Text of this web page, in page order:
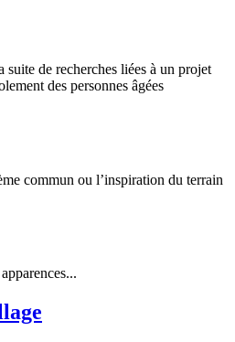
de recherches liées à un projet
des personnes âgées
commun ou l’inspiration du terrain